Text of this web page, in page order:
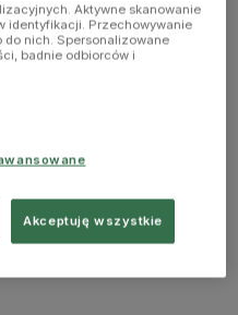
Aktywne skanowanie
identyfikacji. Przechowywanie
nich. Spersonalizowane
badnie odbiorców i
Akceptuję wszystkie